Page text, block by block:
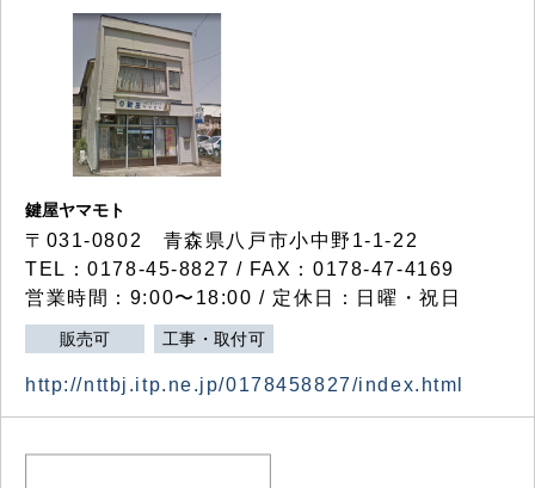
鍵屋ヤマモト
〒031-0802 青森県八戸市小中野1-1-22
TEL：0178-45-8827 / FAX：0178-47-4169
営業時間：9:00〜18:00 / 定休日：日曜・祝日
販売可 工事・取付可
http://nttbj.itp.ne.jp/0178458827/index.html